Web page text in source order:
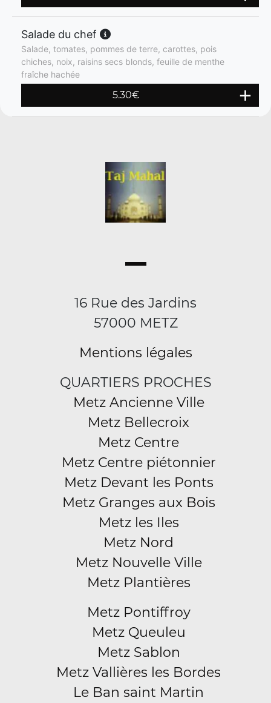
Salade du chef
Salade, tomates, pommes de terre, carottes, pois
chiches, noix, raisins secs blonds, feuille de menthe
fraîche hachée
5.30€
16 Rue des Jardins
57000 METZ
Mentions légales
QUARTIERS PROCHES
Metz Ancienne Ville
Metz Bellecroix
Metz Centre
Metz Centre piétonnier
Metz Devant les Ponts
Metz Granges aux Bois
Metz les Iles
Metz Nord
Metz Nouvelle Ville
Metz Plantières
Metz Pontiffroy
Metz Queuleu
Metz Sablon
Metz Vallières les Bordes
Le Ban saint Martin